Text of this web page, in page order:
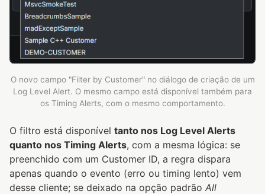
O novo campo "Filter by Customer" no diálogo de criação de um
Log Level Alert. O mesmo campo está disponível também para
os Timing Alerts, com o mesmo comportamento.
O filtro está disponível tanto nos Log Level Alerts
quanto nos Timing Alerts, com a mesma lógica: se
preenchido com um Customer ID, a regra dispara
apenas quando o evento (erro ou timing lento) vem
desse cliente; se deixado na opção padrão All